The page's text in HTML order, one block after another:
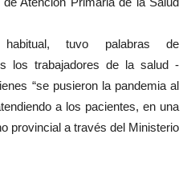
tuvo palabras de
los trabajadores de la salud -
“se pusieron la pandemia al
a los pacientes, en una
provincial a través del Ministerio